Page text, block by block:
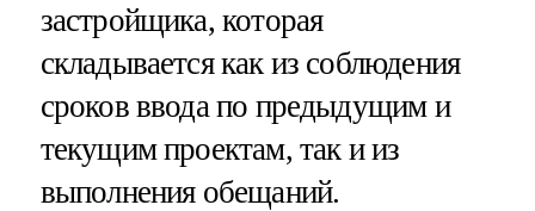
застройщика, которая
складывается как из соблюдения
сроков ввода по предыдущим и
текущим проектам, так и из
выполнения обещаний.